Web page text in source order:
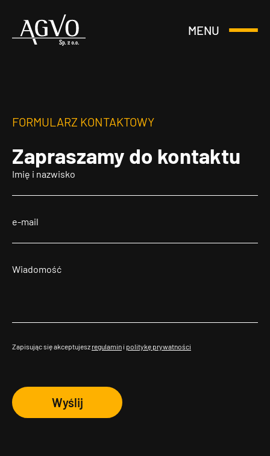
Header
MENU
Otwórz
FORMULARZ KONTAKTOWY
Zapraszamy do kontaktu
Zapisując się akceptujesz regulamin i politykę prywatności
Wyślij